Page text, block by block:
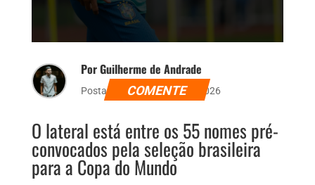
Por Guilherme de Andrade
Postado dia 12 de maio de 2026
COMENTE
O lateral está entre os 55 nomes pré-
convocados pela seleção brasileira
para a Copa do Mundo